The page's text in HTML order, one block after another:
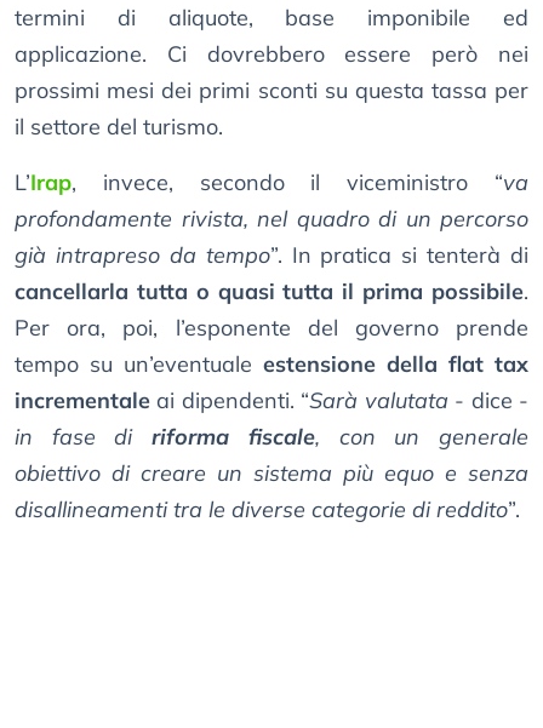
termini di aliquote, base imponibile ed
applicazione. Ci dovrebbero essere però nei
prossimi mesi dei primi sconti su questa tassa per
il settore del turismo.
L’Irap, invece, secondo il viceministro “va
profondamente rivista, nel quadro di un percorso
già intrapreso da tempo”. In pratica si tenterà di
cancellarla tutta o quasi tutta il prima possibile.
Per ora, poi, l’esponente del governo prende
tempo su un’eventuale estensione della flat tax
incrementale ai dipendenti. “Sarà valutata - dice -
in fase diriforma fiscale, con un generale
obiettivo di creare un sistema più equo e senza
disallineamenti tra le diverse categorie di reddito”.